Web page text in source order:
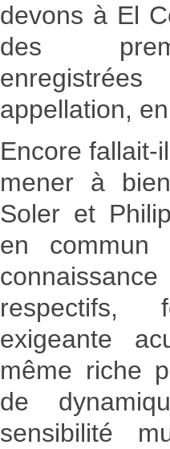
devons à El
des
appellation,
Encore fallait-
mener à
Soler et
en commun
exigeante
même riche
de
sensibilité